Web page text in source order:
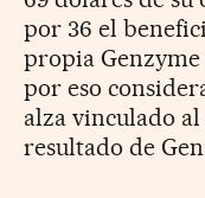
por 36 el
propia Genzyme
por eso
alza vinculado
resultado de